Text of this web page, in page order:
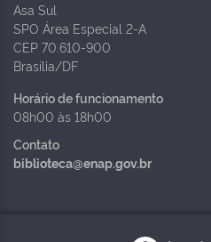
Asa Sul
SPO Área Especial 2-A
CEP 70.610-900
Brasília/DF
Horário de funcionamento
08h00 às 18h00
Contato
biblioteca@enap.gov.br